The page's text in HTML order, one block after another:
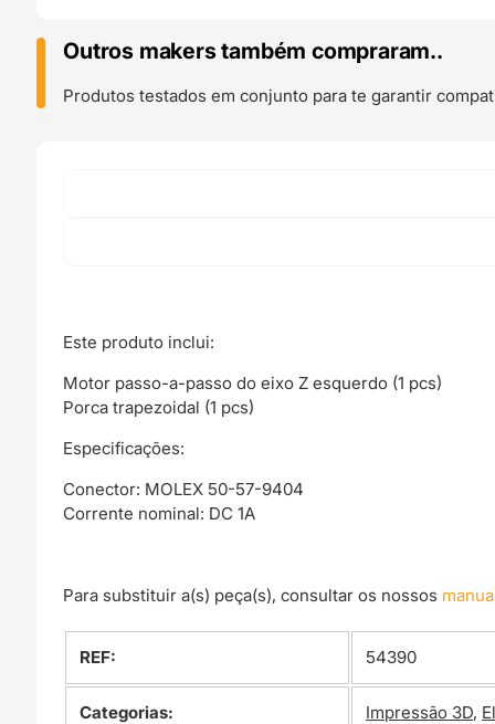
Z-
axis
Left
Outros makers também compraram..
Produtos testados em conjunto para te garantir
Este produto inclui:
Motor passo-a-passo do eixo Z esquerdo (1 pcs)
Porca trapezoidal (1 pcs)
Especificações:
Conector: MOLEX 50-57-9404
Corrente nominal: DC 1A
Para substituir a(s) peça(s), consultar os nossos
REF: 54390
Categorias: Impressão 3D,